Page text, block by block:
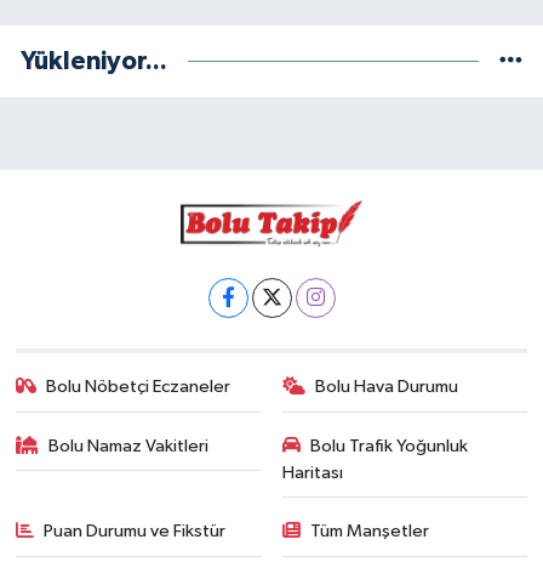
Yükleniyor...
Bolu Nöbetçi Eczaneler Bolu Hava Durumu
Bolu Namaz Vakitleri
Bolu Trafik Yoğunluk
Haritası
Puan Durumu ve Fikstür Tüm Manşetler